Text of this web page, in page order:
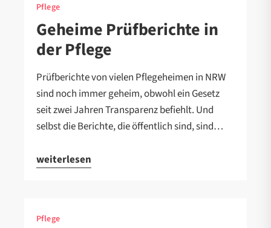
Pflege
Geheime Prüfberichte in
der Pflege
Prüfberichte von vielen Pflegeheimen in NRW
sind noch immer geheim, obwohl ein Gesetz
seit zwei Jahren Transparenz befiehlt. Und
selbst die Berichte, die öffentlich sind, sind…
weiterlesen
Pflege